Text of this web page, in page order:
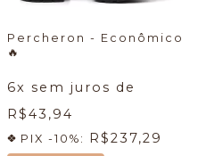
Percheron - Econômico
🔥
6x sem juros de
R$43,94
PIX -10%: R$237,29